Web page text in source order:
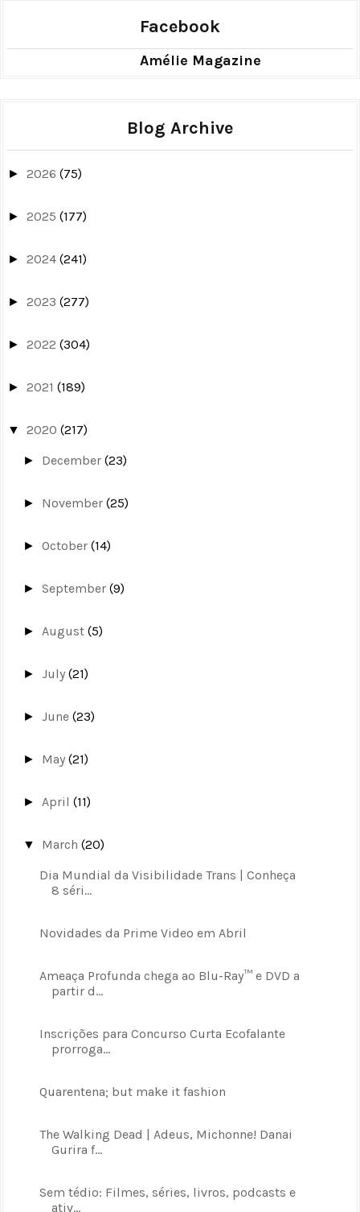
Facebook
Amélie Magazine
Blog Archive
► 2026 (75)
► 2025 (177)
► 2024 (241)
► 2023 (277)
► 2022 (304)
► 2021 (189)
▼ 2020 (217)
► December(23)
► November(25)
►October(14)
►September(9)
► August(5)
►July(21)
►June(23)
► May(21)
► April(11)
▼ March(20)
Dia Mundial da Visibilidade Trans | Conheça
8 séri...
Novidades da Prime Video em Abril
Ameaça Profunda chega ao Blu-Ray™ e DVD a
partir d...
Inscrições para Concurso Curta Ecofalante
prorroga...
Quarentena; but make it fashion
The Walking Dead | Adeus, Michonne! Danai
Gurira f...
Sem tédio: Filmes, séries, livros, podcasts e
ativ...